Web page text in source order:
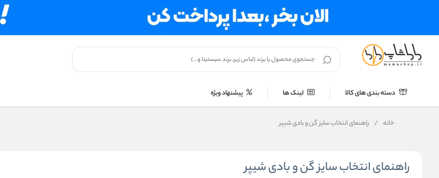
دسته بندی های کالا لینک ها پیشنهاد ویژه
خانه / راهنمای انتخاب سایز گن و بادی شیپر
راهنمای انتخاب سایز گن و بادی شیپر